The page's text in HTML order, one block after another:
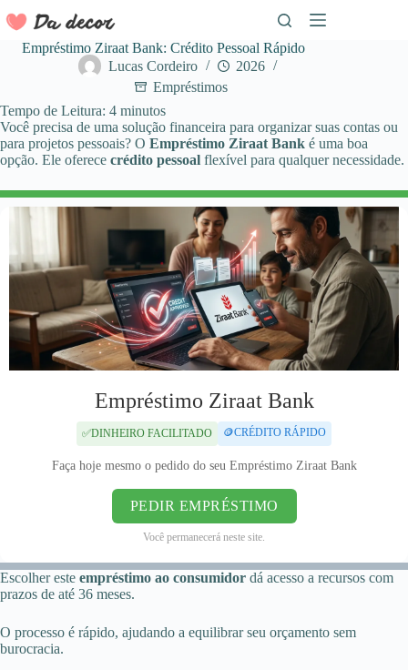
para
conteúdo
Empréstimo Ziraat Bank: Crédito Pessoal Rápido
Lucas Cordeiro
2026
Empréstimos
Tempo de Leitura: 4 minutos
Você precisa de uma solução financeira para organizar suas contas ou
para projetos pessoais? O Empréstimo Ziraat Bank é uma boa
opção. Ele oferece crédito pessoal flexível para qualquer necessidade.
Empréstimo Ziraat Bank
✅DINHEIRO FACILITADO 🪙CRÉDITO RÁPIDO
Faça hoje mesmo o pedido do seu Empréstimo Ziraat Bank
PEDIR EMPRÉSTIMO
Você permanecerá neste site.
Escolher este empréstimo ao consumidor dá acesso a recursos com
prazos de até 36 meses.
O processo é rápido, ajudando a equilibrar seu orçamento sem
burocracia.